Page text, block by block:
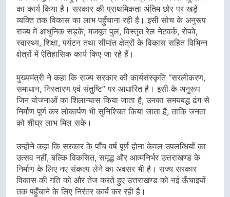
का कार्य किया है। सरकार की प्राथमिकता अंतिम छोर पर खड़े
व्यक्ति तक विकास का लाभ पहुँचाना रही है। इसी सोच के अनुरूप
राज्य में आधुनिक सड़कें, मजबूत पुल, विस्तृत रेल नेटवर्क, रोपवे,
स्वास्थ्य, शिक्षा, पर्यटन तथा सीमांत क्षेत्रों के विकास सहित विभिन्न
क्षेत्रों में ऐतिहासिक कार्य किए जा रहे हैं।
मुख्यमंत्री ने कहा कि राज्य सरकार की कार्यसंस्कृति “सरलीकरण,
समाधान, निस्तारण एवं संतुष्टि” पर आधारित है। इसी के अनुरूप
जिन योजनाओं का शिलान्यास किया जाता है, उनका समयबद्ध ढंग से
निर्माण पूर्ण कर लोकार्पण भी सुनिश्चित किया जाता है, ताकि जनता
को शीघ्र लाभ मिल सके।
उन्होंने कहा कि सरकार के पाँच वर्ष पूर्ण होना केवल उपलब्धियों का
उत्सव नहीं, बल्कि विकसित, समृद्ध और आत्मनिर्भर उत्तराखण्ड के
निर्माण के लिए नए संकल्प लेने का अवसर भी है। राज्य सरकार
विकास की गति को और तेज करते हुए उत्तराखण्ड को नई ऊँचाइयों
तक पहुँचाने के लिए निरंतर कार्य कर रही है।